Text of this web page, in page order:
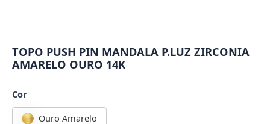
TOPO PUSH PIN MANDALA P.LUZ ZIRCONIA
AMARELO OURO 14K
Cor
Ouro Amarelo